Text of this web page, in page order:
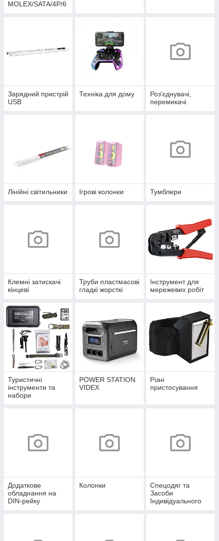
MOLEX/SATA/4P/6
Зарядний пристрій
USB
Техніка для дому
Роз'єднувачі,
перемикачі
Лінійні світильники Ігрові колонки Тумблери
Клемні затискачі
кінцеві
Труби пластмасові
гладкі жорсткі
Інструмент для
мережевих робіт
Туристичні
інструменти та
набори
POWER STATION
VIDEX
Різні
пристосування
Додаткове
обладнання на
DIN-рейку
Колонки
Спецодяг та
Засоби
Індивідуального